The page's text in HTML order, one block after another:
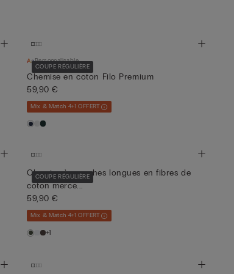
COUPE RÉGULIÈRE
Personnalisable
Chemise en coton Filo Premium
59,90 €
Mix & Match 4+1 OFFERT
COUPE RÉGULIÈRE
Chemise à manches longues en fibres de
coton merce...
59,90 €
Mix & Match 4+1 OFFERT
+1